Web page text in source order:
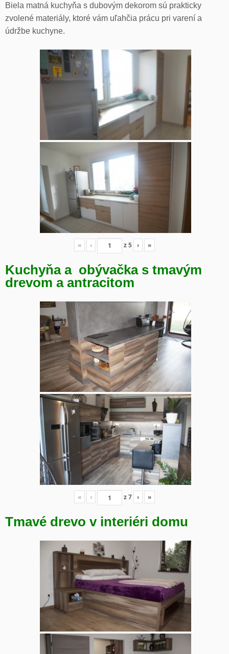
Biela matná kuchyňa s dubovým dekorom sú prakticky
zvolené materiály, ktoré vám uľahčia prácu pri varení a
údržbe kuchyne.
« ‹ z5 › »
Kuchyňa a obývačka s tmavým
drevom a antracitom
« ‹ z7 › »
Tmavé drevo v interiéri domu